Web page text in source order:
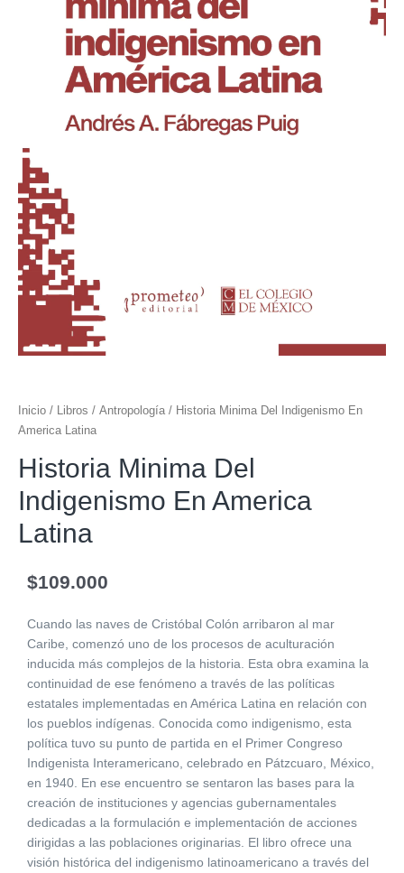
Inicio / Libros / Antropología / Historia Minima Del Indigenismo En
America Latina
Historia Minima Del
Indigenismo En America
Latina
$109.000
Cuando las naves de Cristóbal Colón arribaron al mar
Caribe, comenzó uno de los procesos de aculturación
inducida más complejos de la historia. Esta obra examina la
continuidad de ese fenómeno a través de las políticas
estatales implementadas en América Latina en relación con
los pueblos indígenas. Conocida como indigenismo, esta
política tuvo su punto de partida en el Primer Congreso
Indigenista Interamericano, celebrado en Pátzcuaro, México,
en 1940. En ese encuentro se sentaron las bases para la
creación de instituciones y agencias gubernamentales
dedicadas a la formulación e implementación de acciones
dirigidas a las poblaciones originarias. El libro ofrece una
visión histórica del indigenismo latinoamericano a través del